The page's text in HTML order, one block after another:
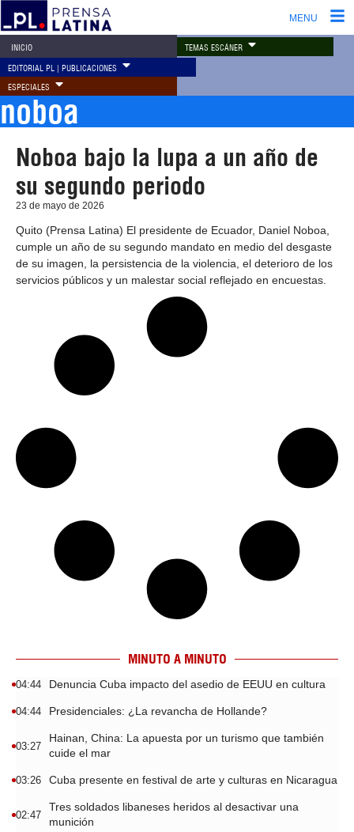
MENU
INICIO TEMAS ESCÁNER
EDITORIAL PL | PUBLICACIONES
ESPECIALES
noboa
Noboa bajo la lupa a un año de
su segundo periodo
23 de mayo de 2026
Quito (Prensa Latina) El presidente de Ecuador, Daniel Noboa,
cumple un año de su segundo mandato en medio del desgaste
de su imagen, la persistencia de la violencia, el deterioro de los
servicios públicos y un malestar social reflejado en encuestas.
MINUTO A MINUTO
04:44 Denuncia Cuba impacto del asedio de EEUU en cultura
04:44 Presidenciales: ¿La revancha de Hollande?
03:27
Hainan, China: La apuesta por un turismo que también
cuide el mar
03:26 Cuba presente en festival de arte y culturas en Nicaragua
02:47
Tres soldados libaneses heridos al desactivar una
munición